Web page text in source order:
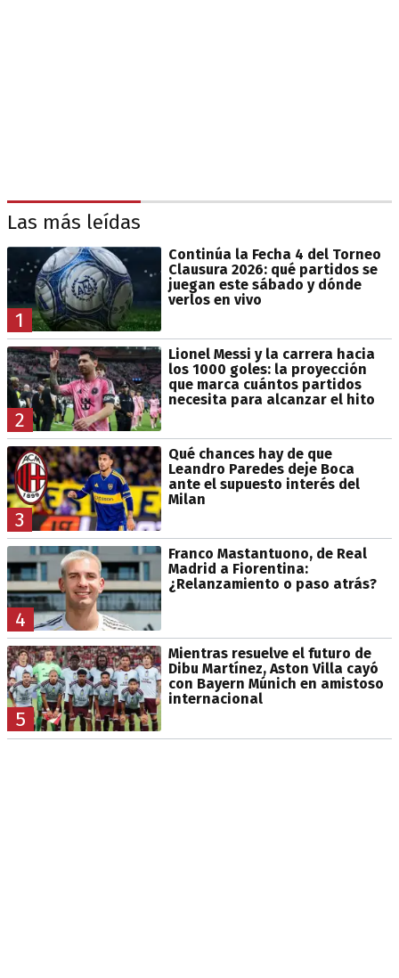
Las más leídas
1
Continúa la Fecha 4 del Torneo
Clausura 2026: qué partidos se
juegan este sábado y dónde
verlos en vivo
2
Lionel Messi y la carrera hacia
los 1000 goles: la proyección
que marca cuántos partidos
necesita para alcanzar el hito
3
Qué chances hay de que
Leandro Paredes deje Boca
ante el supuesto interés del
Milan
4
Franco Mastantuono, de Real
Madrid a Fiorentina:
¿Relanzamiento o paso atrás?
5
Mientras resuelve el futuro de
Dibu Martínez, Aston Villa cayó
con Bayern Múnich en amistoso
internacional